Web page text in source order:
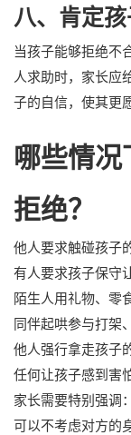
八、肯定
当孩子能够拒绝不
人求助时，家长应
子的自信，使其更
哪些情况
拒绝？
他人要求触碰孩子
有人要求孩子保守
陌生人用礼物、零
同伴起哄参与打架
他人强行拿走孩子
任何让孩子感到害
家长需要特别强调
可以不考虑对方的